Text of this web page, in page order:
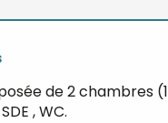
de 2 chambres
, WC.